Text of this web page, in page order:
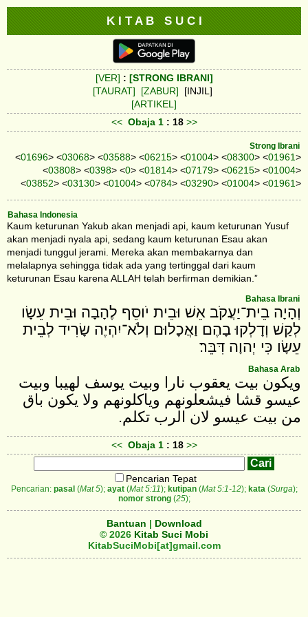
K I T A B S U C I
[VER] : [STRONG IBRANI]
[TAURAT]
[ZABUR] [INJIL]
[ARTIKEL]
<< Obaja 1 : 18 >>
Strong Ibrani
<01696> <03068> <03588> <06215> <01004> <08300> <01961>
<03808> <0398> <0> <01814> <07179> <06215> <01004>
<03852> <03130> <01004> <0784> <03290> <01004> <01961>
Bahasa Indonesia
Kaum keturunan Yakub akan menjadi api, kaum keturunan Yusuf
akan menjadi nyala api, sedang kaum keturunan Esau akan
menjadi tunggul jerami. Mereka akan membakarnya dan
melalapnya sehingga tidak ada yang tertinggal dari kaum
keturunan Esau karena ALLAH telah berfirman demikian.”
Bahasa Ibrani
וְהָיָה בֵית־יַעֲקֹב אֵשׁ וּבֵית יֹוסֵף לֶהָבָה וּבֵית עֵשָׂו
לְקַשׁ וְדָלְקוּ בָהֶם וַאֲכָלוּם וְלֹא־יִהְיֶה שָׂרִיד לְבֵית
עֵשָׂו כִּי יְהוָה דִּבֵּר׃
Bahasa Arab
ويكون بيت يعقوب نارا وبيت يوسف لهيبا وبيت
عيسو قشا فيشعلونهم وياكلونهم ولا يكون باق
من بيت عيسو لان الرب تكلم.
<< Obaja 1 : 18 >>
Pencarian Tepat
Pencarian: pasal(Mat 5); ayat(Mat 5:11); kutipan(Mat 5:1-12); kata (Surga);
nomor strong(25);
Bantuan | Download
© 2026 Kitab Suci Mobi
KitabSuciMobi[at]gmail.com